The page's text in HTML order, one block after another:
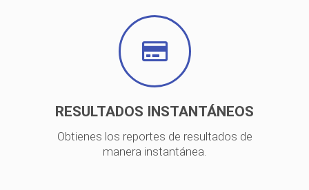
RESULTADOS INSTANTÁNEOS
Obtienes los reportes de resultados de
manera instantánea.